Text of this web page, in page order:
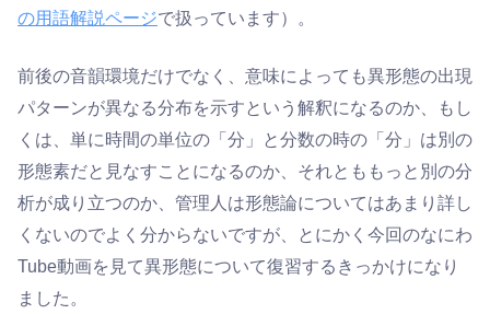
の用語解説ページで扱っています）。
前後の音韻環境だけでなく、意味によっても異形態の出現
パターンが異なる分布を示すという解釈になるのか、もし
くは、単に時間の単位の「分」と分数の時の「分」は別の
形態素だと見なすことになるのか、それとももっと別の分
析が成り立つのか、管理人は形態論についてはあまり詳し
くないのでよく分からないですが、とにかく今回のなにわ
Tube動画を見て異形態について復習するきっかけになり
ました。